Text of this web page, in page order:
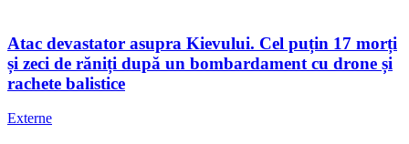
Atac devastator asupra Kievului. Cel puțin 17 morți
și zeci de răniți după un bombardament cu drone și
rachete balistice
Externe